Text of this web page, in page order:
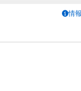
情